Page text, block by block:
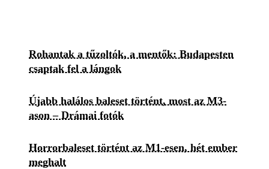
Rohantak a tűzoltók, a mentők: Budapesten
csaptak fel a lángok
Újabb halálos baleset történt, most az M3-
ason – Drámai fotók
Horrorbaleset történt az M1-esen, hét ember
meghalt